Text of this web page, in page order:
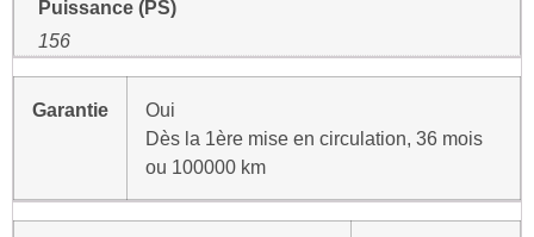
Puissance (PS)
156
Garantie
Oui
Dès la 1ère mise en circulation, 36 mois
ou 100000 km